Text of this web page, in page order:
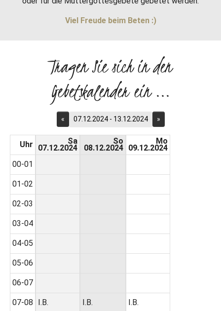
Viel Freude beim Beten :)
Tragen Sie sich in den
Gebetskalender ein ...
« 07.12.2024 - 13.12.2024 »
Uhr
00-01
01-02
02-03
03-04
04-05
05-06
06-07
07-08
Sa
07.12.2024
I.B.
So
08.12.2024
I.B.
Mo
09.12.2024
I.B.